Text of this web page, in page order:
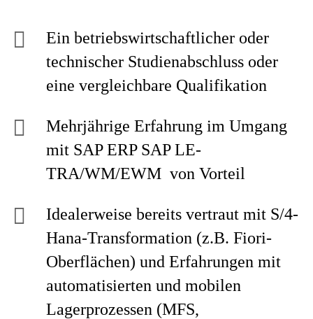
Ein betriebswirtschaftlicher oder
technischer Studienabschluss oder
eine vergleichbare Qualifikation
Mehrjährige Erfahrung im Umgang
mit SAP ERP SAP LE-
TRA/WM/EWM von Vorteil
Idealerweise bereits vertraut mit S/4-
Hana-Transformation (z.B. Fiori-
Oberflächen) und Erfahrungen mit
automatisierten und mobilen
Lagerprozessen (MFS,